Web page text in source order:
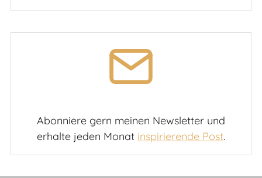
Abonniere gern meinen Newsletter und
erhalte jeden Monat inspirierende Post.